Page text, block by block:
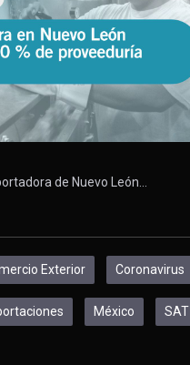
de Nuevo León…
Exterior Coronavirus
México SAT